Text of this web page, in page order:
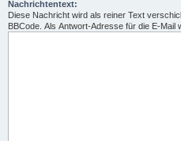
Nachrichtentext:
Diese Nachricht wird als reiner Text
BBCode. Als Antwort-Adresse für die E-Mail